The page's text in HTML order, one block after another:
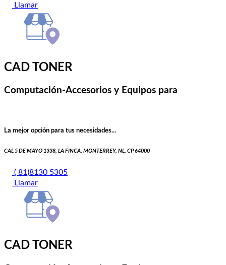
Llamar
CAD TONER
Computación-Accesorios y Equipos para
La mejor opción para tus necesidades...
CAL 5 DE MAYO 1338, LA FINCA, MONTERREY, NL, CP 64000
( 81)8130 5305
Llamar
CAD TONER